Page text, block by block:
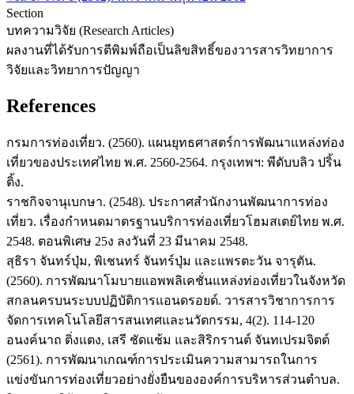
Section
บทความวิจัย (Research Articles)
ผลงานที่ได้รับการตีพิมพ์ถือเป็นลิขสิทธิ์ของวารสารวิทยาการ
วิจัยและวิทยาการปัญญา
References
กรมการท่องเที่ยว. (2560). แผนยุทธศาสตร์การพัฒนาแหล่งท่อง
เที่ยวของประเทศไทย พ.ศ. 2560-2564. กรุงเทพฯ: พีดับบลิว ปริ้น
ติ้ง.
ราชกิจจานุเบกษา. (2548). ประกาศสำนักงานพัฒนาการท่อง
เที่ยว. เรื่องกำหนดมาตรฐานบริการท่องเที่ยวโฮมสเตย์ไทย พ.ศ.
2548. ตอนพิเศษ 25ง ลงวันที่ 23 มีนาคม 2548.
สุธิรา จันทร์ปุ่ม, พิเชนทร์ จันทร์ปุ่ม และแพรตะวัน จารุตัน.
(2560). การพัฒนาโมบายแอพพลิเคชั่นแหล่งท่องเที่ยวในจังหวัด
สกลนครบนระบบปฏิบัติการแอนดรอยด์. วารสารวิชาการการ
จัดการเทคโนโลยีสารสนเทศและนวัตกรรม, 4(2). 114-120
อนงค์นาถ ติ่งแตง, เสรี ชัดแช้ม และสิริกรานต์ จันทเปรมจิตต์
(2561). การพัฒนาเกณฑ์การประเมินความสามารถในการ
แข่งขันการท่องเที่ยวอย่างยั่งยืนขององค์การบริหารส่วนตำบล.